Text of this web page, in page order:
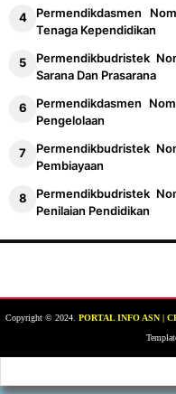
Permendikdasmen
Tenaga Kependidikan
Permendikbudristek
Sarana Dan Prasarana
Permendikdasmen
Pengelolaan
Permendikbudristek
Pembiayaan
Permendikbudristek
Penilaian Pendidikan
Copyright © 2024. PORTAL INFO ASN |